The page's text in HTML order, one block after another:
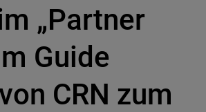
„Partner
Guide
CRN zum